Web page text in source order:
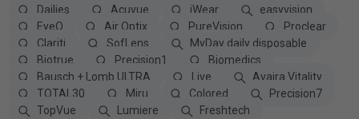
Dailies
Acuvue iWear
easyvision
EyeQ
Air Optix PureVision
Proclear
Clariti
SofLens
MyDay daily disposable
Biotrue
Precision1
Biomedics
Bausch + Lomb ULTRA
Live
Avaira Vitality
TOTAL30
Miru Colored
Precision7
TopVue
Lumiere Freshtech